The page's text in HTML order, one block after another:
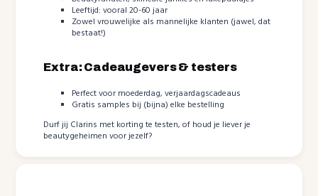
Leeftijd: vooral 20-60 jaar
Zowel vrouwelijke als mannelijke klanten (jawel, dat
bestaat!)
Extra: Cadeaugevers & testers
Perfect voor moederdag, verjaardagscadeaus
Gratis samples bij (bijna) elke bestelling
Durf jij Clarins met korting te testen, of houd je liever je
beautygeheimen voor jezelf?